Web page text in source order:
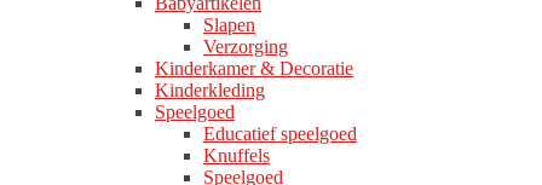
Slapen
Verzorging
Kinderkamer & Decoratie
Kinderkleding
Speelgoed
Educatief speelgoed
Knuffels
Speelgoed